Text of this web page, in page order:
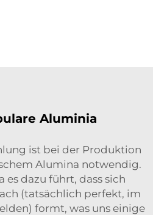
Aluminia
ist bei der Produktion
Alumina notwendig.
es dazu führt, dass sich
(tatsächlich perfekt, im
formt, was uns einige